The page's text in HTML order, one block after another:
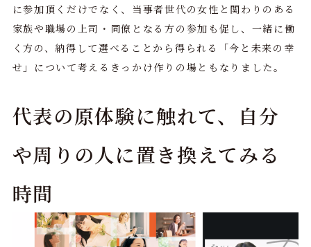
に参加頂くだけでなく、当事者世代の女性と関わりのある
家族や職場の上司・同僚となる方の参加も促し、一緒に働
く方の、納得して選べることから得られる「今と未来の幸
せ」について考えるきっかけ作りの場ともなりました。
代表の原体験に触れて、自分
や周りの人に置き換えてみる
時間